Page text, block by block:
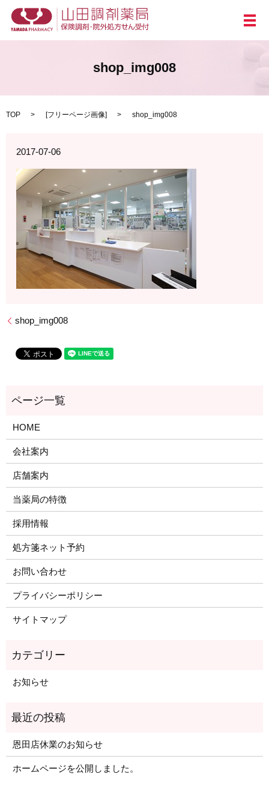
メ
shop_img008
TOP [フリーページ画像] shop_img008
2017-07-06
shop_img008
HOME
会社案内
店舗案内
当薬局の特徴
採用情報
処方箋ネット予約
お問い合わせ
プライバシーポリシー
サイトマップ
お知らせ
恩田店休業のお知らせ
ホームページを公開しました。